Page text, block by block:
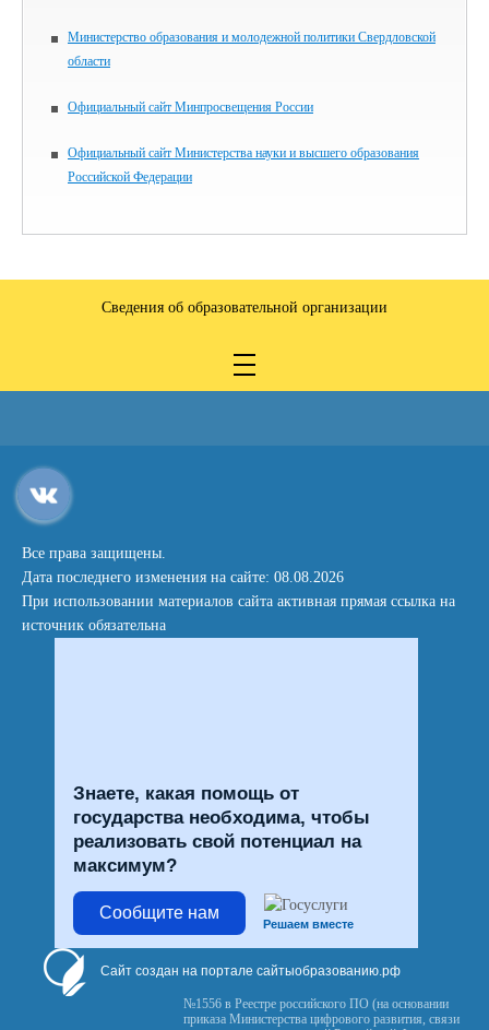
Министерство образования и молодежной политики Свердловской
области
Официальный сайт Минпросвещения России
Официальный сайт Министерства науки и высшего образования
Российской Федерации
Сведения об образовательной организации
Все права защищены.
Дата последнего изменения на сайте: 08.08.2026
При использовании материалов сайта активная прямая ссылка на
источник обязательна
Знаете, какая помощь от
государства необходима, чтобы
реализовать свой потенциал на
максимум?
Сообщите нам
Решаем вместе
Сайт создан на портале сайтыобразованию.рф
№1556 в Реестре российского ПО (на основании
приказа Министерства цифрового развития, связи